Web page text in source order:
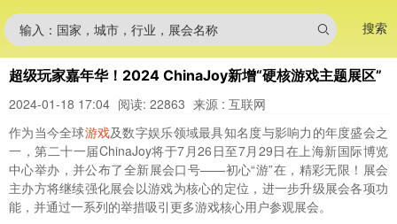
输入：国家，城市，行业，展会名称 搜索
超级玩家嘉年华！2024 ChinaJoy新增“硬核游戏主题展区”
2024-01-18 17:04 阅读: 22863 来源 : 互联网
作为当今全球游戏及数字娱乐领域最具知名度与影响力的年度盛会之
一，第二十一届ChinaJoy将于7月26日至7月29日在上海新国际博览
中心举办，并公布了全新展会口号——初心“游”在，精彩无限！展会
主办方将继续强化展会以游戏为核心的定位，进一步升级展会各项功
能，并通过一系列的举措吸引更多游戏核心用户参观展会。